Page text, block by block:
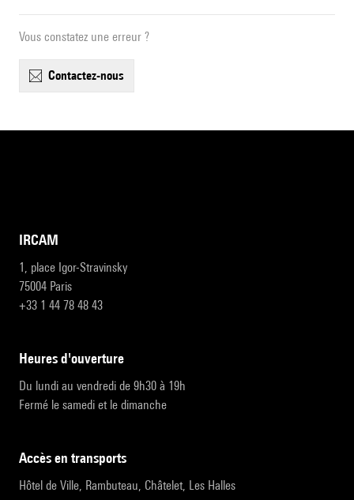
Vous constatez une erreur ?
contactez-nous
IRCAM
1, place Igor-Stravinsky
75004 Paris
+33 1 44 78 48 43
heures d'ouverture
Du lundi au vendredi de 9h30 à 19h
Fermé le samedi et le dimanche
accès en transports
Hôtel de Ville, Rambuteau, Châtelet, Les Halles